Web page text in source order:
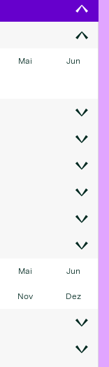
Mai Jun
Mai Jun
Nov Dez